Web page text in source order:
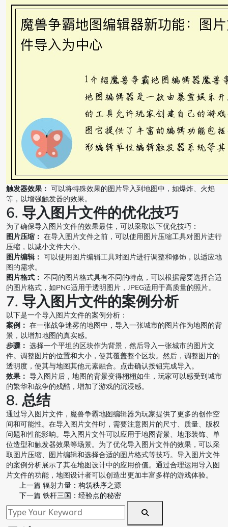
触发器效果： 可以将特殊效果的图片导入到地图中，如爆炸、火焰
等，以增强触发器的效果。
6. 导入图片文件的优化技巧
为了确保导入图片文件的效果最佳，可以采取以下优化技巧：
图片压缩： 在导入图片文件之前，可以使用图片压缩工具对图片进行
压缩，以减小文件大小。
图片编辑： 可以使用图片编辑工具对图片进行调整和修饰，以适应地
图的需求。
图片格式： 不同的图片格式具有不同的特点，可以根据需要选择合适
的图片格式，如PNG适用于透明图片，JPEG适用于高质量的照片。
7. 导入图片文件的案例分析
以下是一个导入图片文件的案例分析：
案例： 在一张战争迷雾的地图中，导入一张城市的图片作为地图的背
景，以增加地图的真实感。
步骤： 选择一个平坦的区块作为背景，然后导入一张城市的图片文
件。调整图片的位置和大小，使其覆盖整个区块。然后，调整图片的
透明度，使其与地图其他元素融合。点击确认按钮完成导入。
效果： 导入图片后，地图的背景变得栩栩如生，玩家可以感受到城市
的繁华和战争的残酷，增加了游戏的沉浸感。
8. 总结
通过导入图片文件，魔兽争霸地图编辑器为玩家提供了更多的创作空
间和可能性。在导入图片文件时，需要注意图片的尺寸、质量、版权
问题和性能影响。导入图片文件可以应用于地图背景、地形装饰、单
位造型和触发器效果等场景。为了优化导入图片文件的效果，可以采
取图片压缩、图片编辑和选择合适的图片格式等技巧。导入图片文件
的案例分析展示了其在地图设计中的应用价值。通过合理运用导入图
片文件的功能，地图设计者可以创造出更加丰富多样的游戏体验。
上一篇 辐射力量：构筑秩序之源
下一篇 铁杆三国：经验点的秘密